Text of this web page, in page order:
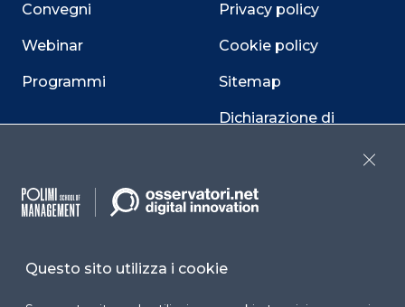
Convegni
Webinar
Programmi
Privacy policy
Cookie policy
Sitemap
Dichiarazione di
Facebook LinkedIn
Questo sito utilizza i cookie